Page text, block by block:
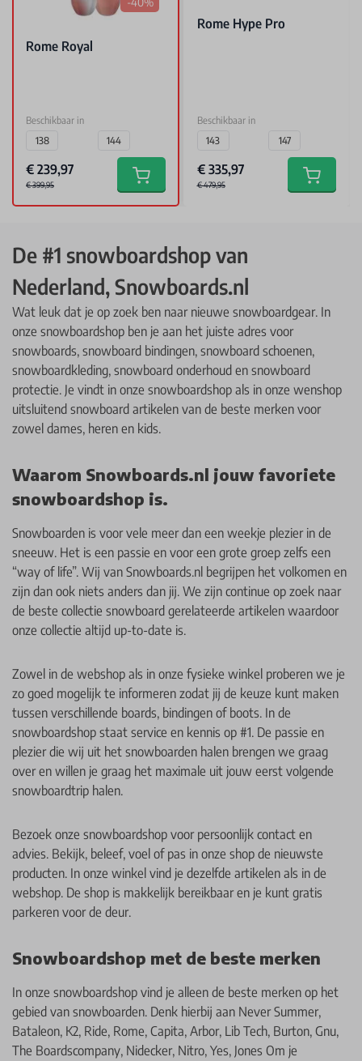
Rome Royal
Beschikbaar in
138
144
€ 399,95
€ 239,97
Add to cart
Rome Hype Pro
Beschikbaar in
143
147
€ 479,95
€ 335,97
Add to
De #1 snowboardshop van
Nederland, Snowboards.nl
Wat leuk dat je op zoek ben naar nieuwe snowboardgear. In
onze snowboardshop ben je aan het juiste adres voor
snowboards, snowboard bindingen, snowboard schoenen,
snowboardkleding, snowboard onderhoud en snowboard
protectie. Je vindt in onze snowboardshop als in onze wenshop
uitsluitend snowboard artikelen van de beste merken voor
zowel dames, heren en kids.
Waarom Snowboards.nl jouw favoriete
snowboardshop is.
Snowboarden is voor vele meer dan een weekje plezier in de
sneeuw. Het is een passie en voor een grote groep zelfs een
“way of life”. Wij van Snowboards.nl begrijpen het volkomen en
zijn dan ook niets anders dan jij. We zijn continue op zoek naar
de beste collectie snowboard gerelateerde artikelen waardoor
onze collectie altijd up-to-date is.
Zowel in de webshop als in onze fysieke winkel proberen we je
zo goed mogelijk te informeren zodat jij de keuze kunt maken
tussen verschillende boards, bindingen of boots. In de
snowboardshop staat service en kennis op #1. De passie en
plezier die wij uit het snowboarden halen brengen we graag
over en willen je graag het maximale uit jouw eerst volgende
snowboardtrip halen.
Bezoek onze snowboardshop voor persoonlijk contact en
advies. Bekijk, beleef, voel of pas in onze shop de nieuwste
producten. In onze winkel vind je dezelfde artikelen als in de
webshop. De shop is makkelijk bereikbaar en je kunt gratis
parkeren voor de deur.
Snowboardshop met de beste merken
In onze snowboardshop vind je alleen de beste merken op het
gebied van snowboarden. Denk hierbij aan Never Summer,
Bataleon, K2, Ride, Rome, Capita, Arbor, Lib Tech, Burton, Gnu,
The Boardscompany, Nidecker, Nitro, Yes, Jones Om je